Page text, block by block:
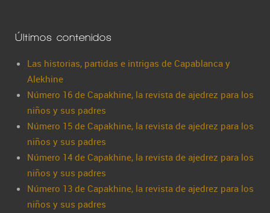
Últimos contenidos
Las historias, partidas e intrigas de Capablanca y
Alekhine
Número 16 de Capakhine, la revista de ajedrez para los
niños y sus padres
Número 15 de Capakhine, la revista de ajedrez para los
niños y sus padres
Número 14 de Capakhine, la revista de ajedrez para los
niños y sus padres
Número 13 de Capakhine, la revista de ajedrez para los
niños y sus padres